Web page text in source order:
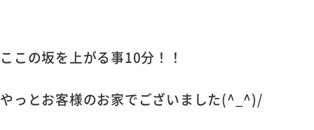
ここの坂を上がる事10分！！
やっとお客様のお家でございました(^_^)/